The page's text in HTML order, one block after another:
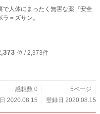
で人体にまったく無害な薬『安全
＝ズサン。
位 / 2,373件
感想数 0
5ページ
2020.08.15
登録日 2020.08.15